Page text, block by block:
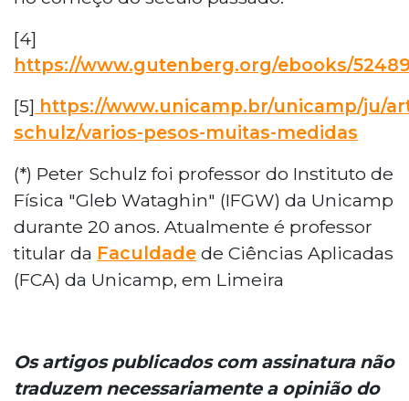
[4]
https://www.gutenberg.org/ebooks/
[5] https://www.unicamp.br/unicamp/ju/
schulz/varios-pesos-muitas-medidas
(*) Peter Schulz foi professor do Instituto de
Física "Gleb Wataghin" (IFGW) da Unicamp
durante 20 anos. Atualmente é professor
titular da Faculdade de Ciências Aplicadas
(FCA) da Unicamp, em Limeira
Os artigos publicados com assinatura não
traduzem necessariamente a opinião do